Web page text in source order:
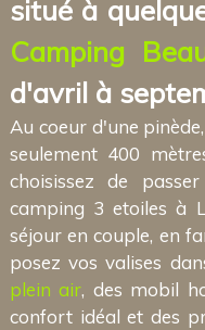
situé à
Camping
d'avril à
Au coeur d'une
seulement 400
choisissez de
camping 3 etoiles à
séjour en couple, en
posez vos valises
plein air, des mobil
confort idéal et des